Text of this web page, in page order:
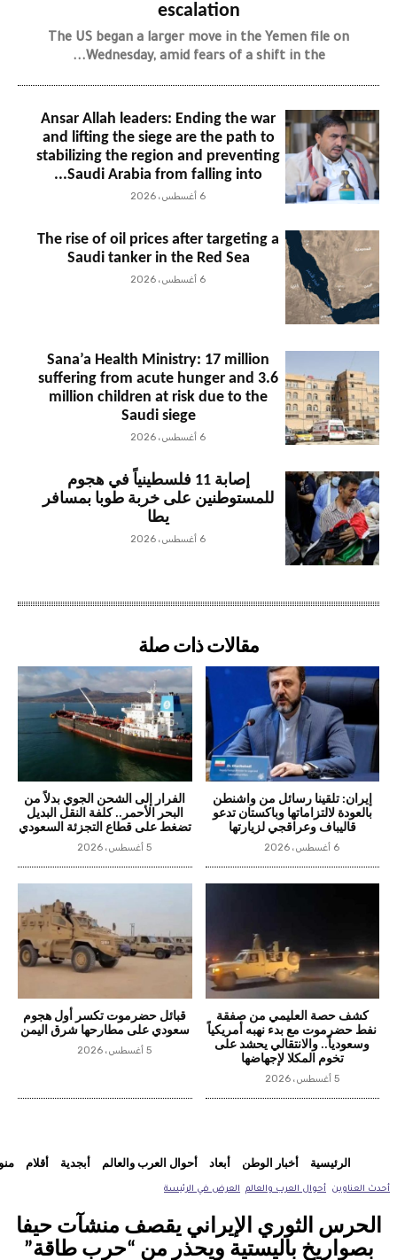
escalation
The US began a larger move in the Yemen file on
Wednesday, amid fears of a shift in the...
Ansar Allah leaders: Ending the war
and lifting the siege are the path to
stabilizing the region and preventing
Saudi Arabia from falling into...
6 أغسطس، 2026
The rise of oil prices after targeting a
Saudi tanker in the Red Sea
6 أغسطس، 2026
Sana’a Health Ministry: 17 million
suffering from acute hunger and 3.6
million children at risk due to the
Saudi siege
6 أغسطس، 2026
إصابة 11 فلسطينياً في هجوم
للمستوطنين على خربة طوبا بمسافر
يطا
6 أغسطس، 2026
مقالات ذات صلة
إيران: تلقينا رسائل من واشنطن
بالعودة لالتزاماتها وباكستان تدعو
قاليباف وعراقجي لزيارتها
6 أغسطس، 2026
الفرار إلى الشحن الجوي بدلاً من
البحر الأحمر.. كلفة النقل البديل
تضغط على قطاع التجزئة السعودي
5 أغسطس، 2026
كشف حصة العليمي من صفقة
نفط حضرموت مع بدء نهبه أمريكياً
وسعودياً.. والانتقالي يحشد على
تخوم المكلا لإجهاضها
5 أغسطس، 2026
قبائل حضرموت تكسر أول هجوم
سعودي على مطارحها شرق اليمن
5 أغسطس، 2026